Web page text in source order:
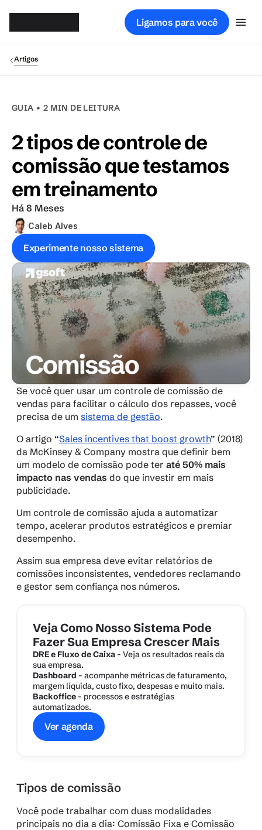
Ligamos para você
Artigos
GUIA • 2 MIN DE LEITURA
2 tipos de controle de
comissão que testamos
em treinamento
Há 8 Meses
Caleb Alves
Experimente nosso sistema
Se você quer usar um controle de comissão de
vendas para facilitar o cálculo dos repasses, você
precisa de um sistema de gestão.
O artigo “Sales incentives that boost growth” (2018)
da McKinsey & Company mostra que definir bem
um modelo de comissão pode ter até 50% mais
impacto nas vendas do que investir em mais
publicidade.
Um controle de comissão ajuda a automatizar
tempo, acelerar produtos estratégicos e premiar
desempenho.
Assim sua empresa deve evitar relatórios de
comissões inconsistentes, vendedores reclamando
e gestor sem confiança nos números.
Veja Como Nosso Sistema Pode
Fazer Sua Empresa Crescer Mais
DRE e Fluxo de Caixa - Veja os resultados reais da
sua empresa.
Dashboard - acompanhe métricas de faturamento,
margem líquida, custo fixo, despesas e muito mais.
Backoffice - processos e estratégias
automatizados.
Ver agenda
Tipos de comissão
Você pode trabalhar com duas modalidades
principais no dia a dia: Comissão Fixa e Comissão